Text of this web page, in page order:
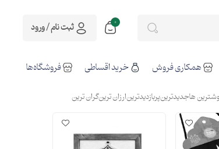
0 ثبت نام / ورود
همکاری فروش خرید اقساطی فروشگاه‌ها
هاجدیدترینپربازدیدترینارزان ترینگران ترین